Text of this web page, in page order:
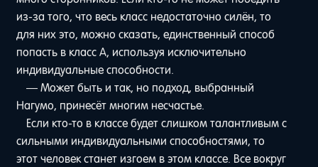
из-за того, что весь класс недостаточно силён, то
для них это, можно сказать, единственный способ
попасть в класс A, используя исключительно
индивидуальные способности.
— Может быть и так, но подход, выбранный
Нагумо, принесёт многим несчастье.
Если кто-то в классе будет слишком талантливым с
сильными индивидуальными способностями, то
этот человек станет изгоем в этом классе. Все вокруг